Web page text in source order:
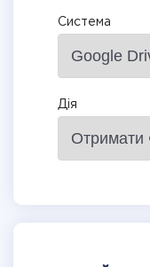
Система
Дія